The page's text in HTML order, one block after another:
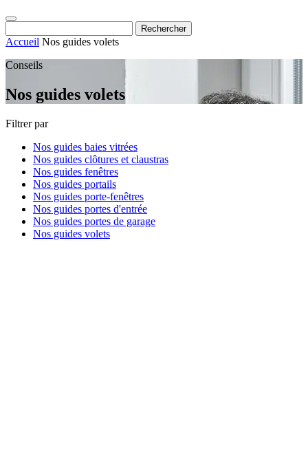
Accueil Nos guides volets
Conseils
Nos guides volets
Filtrer par
Nos guides baies vitrées
Nos guides clôtures et claustras
Nos guides fenêtres
Nos guides portails
Nos guides porte-fenêtres
Nos guides portes d'entrée
Nos guides portes de garage
Nos guides volets